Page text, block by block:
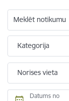
Meklēt notikumu
Kategorija
Norises vieta
Datums no